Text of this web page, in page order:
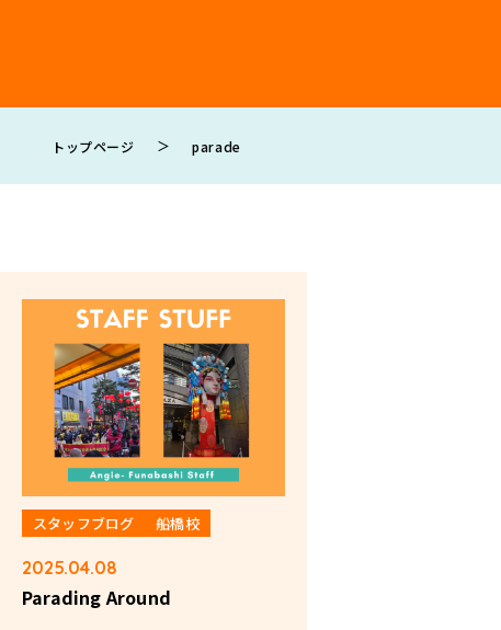
トップページ ＞ parade
スタッフブログ 船橋校
2025.04.08
Parading Around